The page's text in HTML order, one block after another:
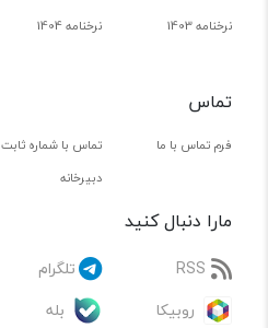
نرخنامه 1403 نرخنامه 1404
تماس
فرم تماس با ما
تماس با شماره ثابت
دبیرخانه
مارا دنبال کنید
RSS تلگرام
روبیکا
بله